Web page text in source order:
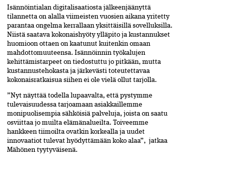
Isännöintialan digitalisaatiosta jälkeenjäänyttä
tilannetta on alalla viimeisten vuosien aikana yritetty
parantaa ongelma kerrallaan yksittäisillä sovelluksilla.
Niistä saatava kokonaishyöty ylläpito ja kustannukset
huomioon ottaen on kaatunut kuitenkin omaan
mahdottomuuteensa. Isännöinnin työkalujen
kehittämistarpeet on tiedostuttu jo pitkään, mutta
kustannustehokasta ja järkevästi toteutettavaa
kokonaisratkaisua siihen ei ole vielä ollut tarjolla.
”Nyt näyttää todella lupaavalta, että pystymme
tulevaisuudessa tarjoamaan asiakkaillemme
monipuolisempia sähköisiä palveluja, joista on saatu
osviittaa jo muilta elämänalueilta. Toiveemme
hankkeen tiimoilta ovatkin korkealla ja uudet
innovaatiot tulevat hyödyttämään koko alaa”, jatkaa
Mähönen tyytyväisenä.